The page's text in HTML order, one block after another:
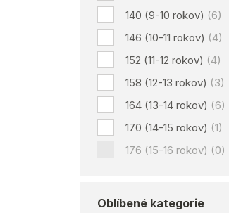
140 (9-10 rokov) (6)
146 (10-11 rokov) (4)
152 (11-12 rokov) (4)
158 (12-13 rokov) (3)
164 (13-14 rokov) (6)
170 (14-15 rokov) (1)
176 (15-16 rokov) (0)
Oblíbené kategorie